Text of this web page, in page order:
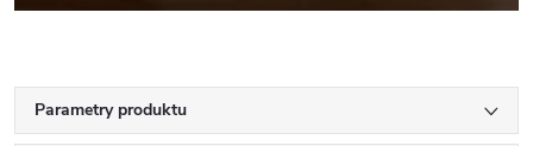
Parametry produktu